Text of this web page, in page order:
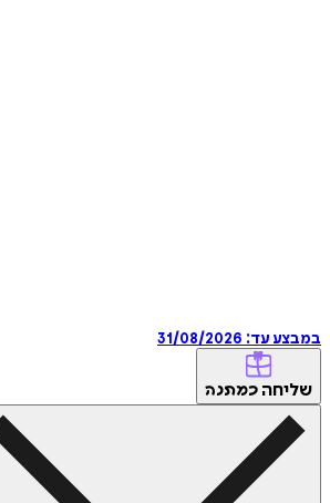
במבצע עד: 31/08/2026
שליחה כמתנה